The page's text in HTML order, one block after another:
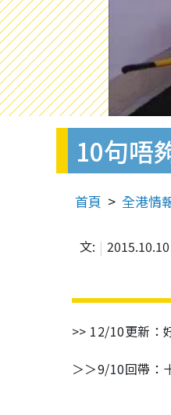
10句唔
首頁 全港情
文: 2015.10.10
>> 12/10更新：
＞＞9/10回帶：